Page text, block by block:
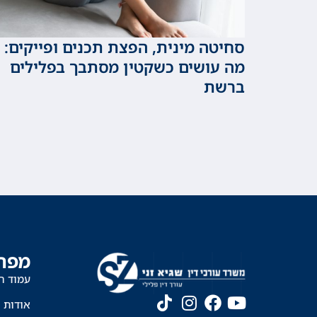
סחיטה מינית, הפצת תכנים ופייקים:
מה עושים כשקטין מסתבך בפלילים
ברשת
עמוד
אודות